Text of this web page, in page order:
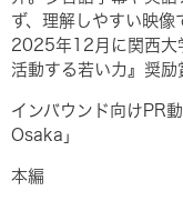
ず、理解しやすい映
2025年12月に関西大
活動する若い力』奨励
インバウンド向けPR
Osaka​ 」
本編